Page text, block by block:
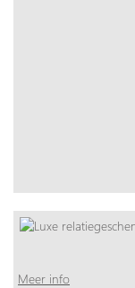
Meer info